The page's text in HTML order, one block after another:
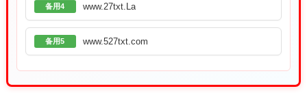
备用4 www.27txt.La
备用5 www.527txt.com